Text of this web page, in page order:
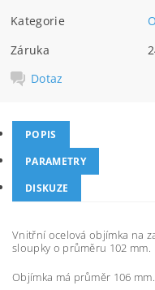
Kategorie
Záruka
Dotaz
POPIS
PARAMETRY
DISKUZE
Vnitřní ocelová objímka na
sloupky o průměru 102 mm.
Objímka má průměr 106 mm.